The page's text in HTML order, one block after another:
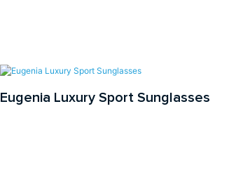
Eugenia Luxury Sport Sunglasses